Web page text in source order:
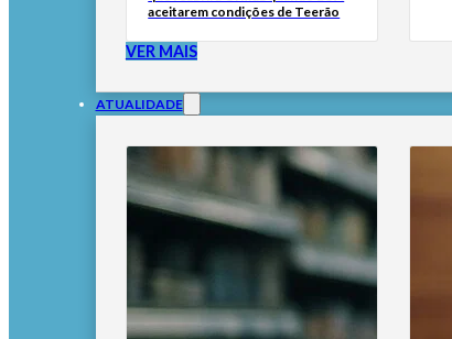
aceitarem condições de Teerão
VER MAIS
ATUALIDADE